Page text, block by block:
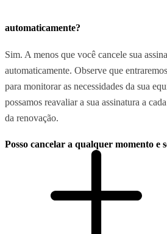
automaticamente?
Sim. A menos que você cancele sua
automaticamente. Observe que
para monitorar as necessidades da sua
possamos reavaliar a sua assinatura a
da renovação.
Posso cancelar a qualquer momento e